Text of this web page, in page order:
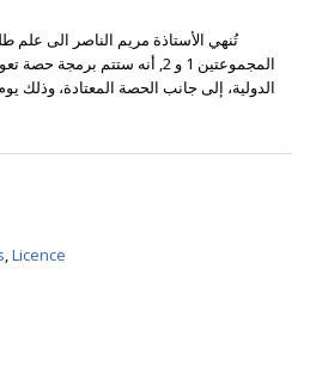
تُنهي الأستاذة مريم الناصر الى علم
المجموعتين 1 و 2, أنه ستتم
,Licence